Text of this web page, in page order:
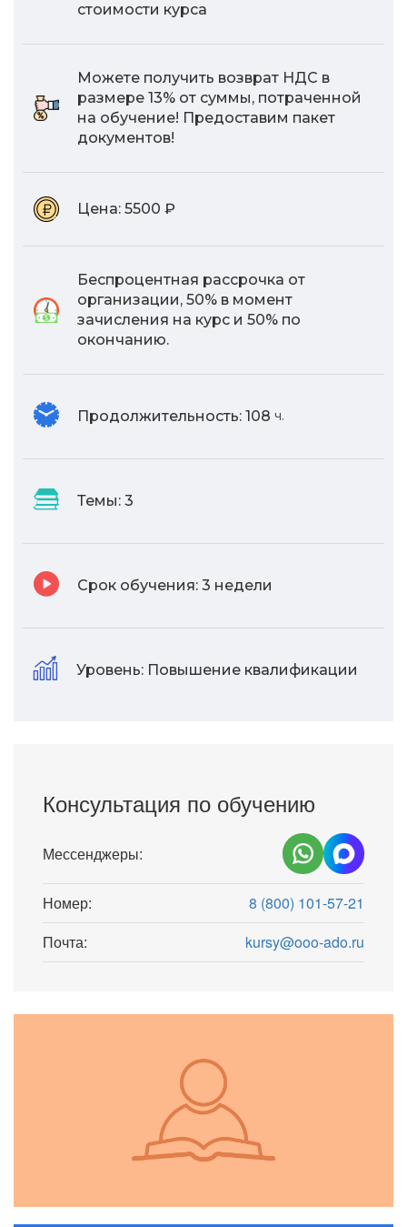
стоимости курса
Можете получить возврат НДС в
размере 13% от суммы, потраченной
на обучение! Предоставим пакет
документов!
Цена: 5500 ₽
Беспроцентная рассрочка от
организации, 50% в момент
зачисления на курс и 50% по
окончанию.
Продолжительность: 108 ч.
Темы: 3
Срок обучения: 3 недели
Уровень: Повышение квалификации
Консультация по обучению
Мессенджеры:
Номер:
8 (800) 101-57-21
Почта:
kursy@ooo-ado.ru